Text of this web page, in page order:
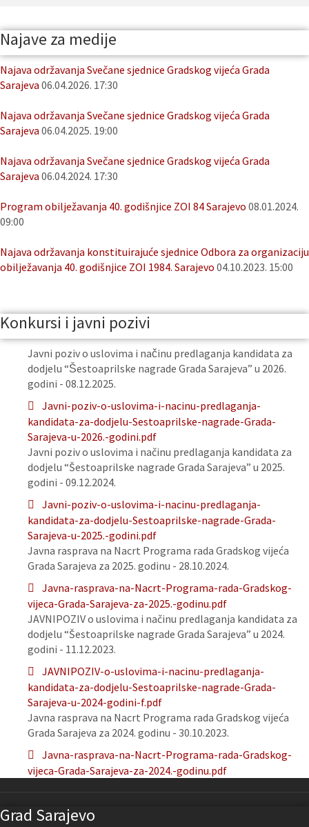
Najave za medije
Najava održavanja Svečane sjednice Gradskog vijeća Grada
Sarajeva 06.04.2026. 17:30
Najava održavanja Svečane sjednice Gradskog vijeća Grada
Sarajeva 06.04.2025. 19:00
Najava održavanja Svečane sjednice Gradskog vijeća Grada
Sarajeva 06.04.2024. 17:30
Program obilježavanja 40. godišnjice ZOI 84 Sarajevo 08.01.2024.
09:00
Najava održavanja konstituirajuće sjednice Odbora za organizaciju
obilježavanja 40. godišnjice ZOI 1984. Sarajevo 04.10.2023. 15:00
Konkursi i javni pozivi
Javni poziv o uslovima i načinu predlaganja kandidata za
dodjelu “Šestoaprilske nagrade Grada Sarajeva” u 2026.
godini - 08.12.2025.
Javni-poziv-o-uslovima-i-nacinu-predlaganja-
kandidata-za-dodjelu-Sestoaprilske-nagrade-Grada-
Sarajeva-u-2026.-godini.pdf
Javni poziv o uslovima i načinu predlaganja kandidata za
dodjelu “Šestoaprilske nagrade Grada Sarajeva” u 2025.
godini - 09.12.2024.
Javni-poziv-o-uslovima-i-nacinu-predlaganja-
kandidata-za-dodjelu-Sestoaprilske-nagrade-Grada-
Sarajeva-u-2025.-godini.pdf
Javna rasprava na Nacrt Programa rada Gradskog vijeća
Grada Sarajeva za 2025. godinu - 28.10.2024.
Javna-rasprava-na-Nacrt-Programa-rada-Gradskog-
vijeca-Grada-Sarajeva-za-2025.-godinu.pdf
JAVNIPOZIV o uslovima i načinu predlaganja kandidata za
dodjelu “Šestoaprilske nagrade Grada Sarajeva” u 2024.
godini - 11.12.2023.
JAVNIPOZIV-o-uslovima-i-nacinu-predlaganja-
kandidata-za-dodjelu-Sestoaprilske-nagrade-Grada-
Sarajeva-u-2024-godini-f.pdf
Javna rasprava na Nacrt Programa rada Gradskog vijeća
Grada Sarajeva za 2024. godinu - 30.10.2023.
Javna-rasprava-na-Nacrt-Programa-rada-Gradskog-
vijeca-Grada-Sarajeva-za-2024.-godinu.pdf
Grad Sarajevo